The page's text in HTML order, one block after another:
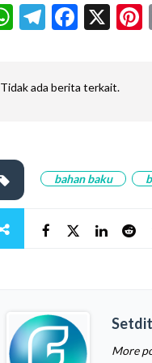
WhatsApp
Telegram
X
Tidak ada berita terkait.
bahan baku
More